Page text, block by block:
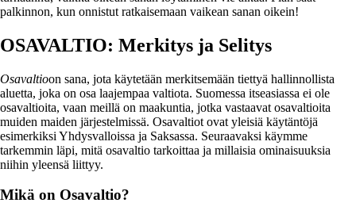
palkinnon, kun onnistut ratkaisemaan vaikean sanan oikein!
OSAVALTIO: Merkitys ja Selitys
Osavaltioon sana, jota käytetään merkitsemään tiettyä hallinnollista
aluetta, joka on osa laajempaa valtiota. Suomessa itseasiassa ei ole
osavaltioita, vaan meillä on maakuntia, jotka vastaavat osavaltioita
muiden maiden järjestelmissä. Osavaltiot ovat yleisiä käytäntöjä
esimerkiksi Yhdysvalloissa ja Saksassa. Seuraavaksi käymme
tarkemmin läpi, mitä osavaltio tarkoittaa ja millaisia ominaisuuksia
niihin yleensä liittyy.
Mikä on Osavaltio?